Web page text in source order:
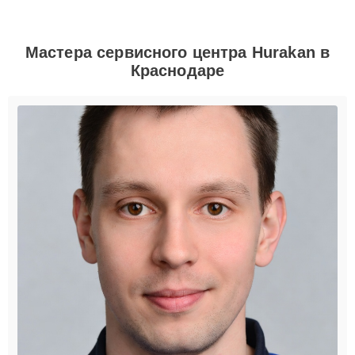
Мастера сервисного центра Hurakan в
Краснодаре